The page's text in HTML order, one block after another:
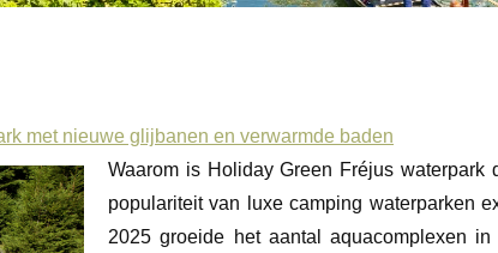
met nieuwe glijbanen en verwarmde baden
Waarom is Holiday Green Fréjus
populariteit van luxe camping waterparken
2025 groeide het aantal aquacomplexen